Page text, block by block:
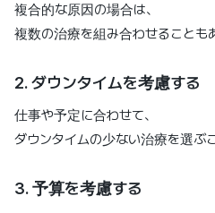
複合的な原因の場合は、
複数の治療を組み合わせることも
2. ダウンタイムを考慮する
仕事や予定に合わせて、
ダウンタイムの少ない治療を選ぶ
3. 予算を考慮する